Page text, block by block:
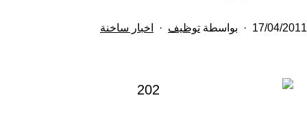
تم
17/04/2011 بواسطة توظيف
مصنف
اخبار ساخنة